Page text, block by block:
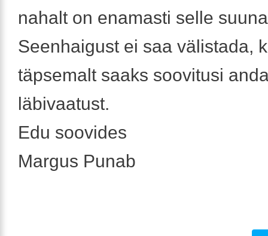
nahalt on enamasti selle
Seenhaigust ei saa välistada,
täpsemalt saaks soovitusi
läbivaatust.
Edu soovides
Margus Punab